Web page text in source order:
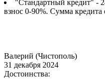
"Стандартный кредит" -
взнос 0-90%. Сумма кредита
Валерий (Чистополь)
31 декабря 2024
Достоинства: